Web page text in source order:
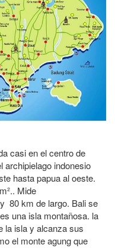
casi en el centro de
archipielago indonesio
hasta papua al oeste.
Mide
80 km de largo. Bali se
una isla montañosa. la
la isla y alcanza sus
el monte agung que